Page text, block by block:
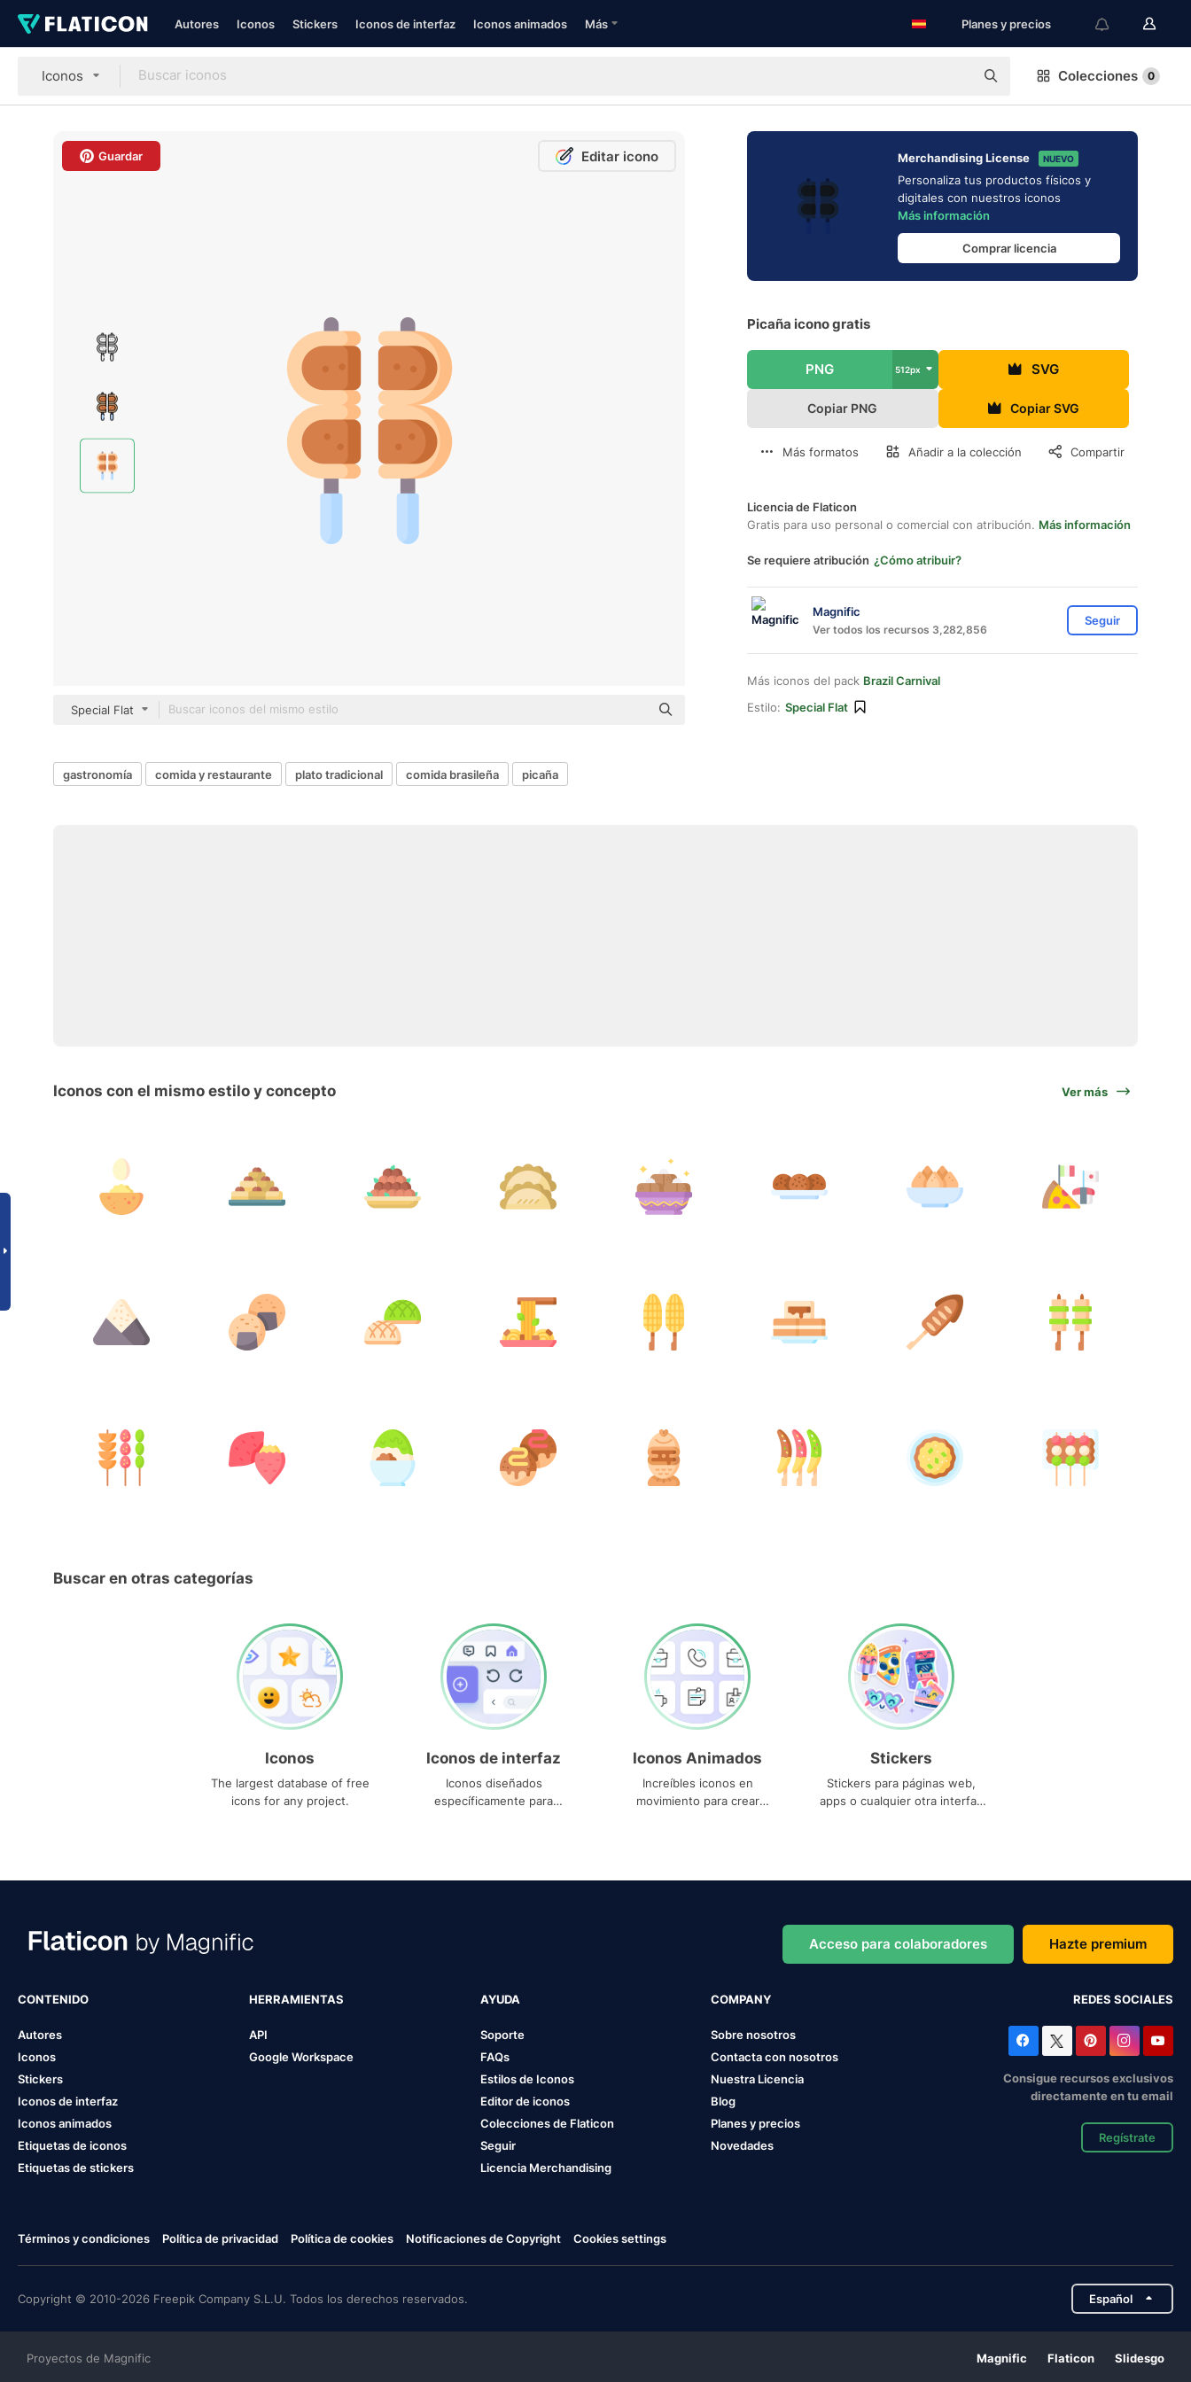
Autores Iconos Stickers Iconos de interfaz Iconos animados Más Planes y precios
Iconos Colecciones 0
Guardar Editar icono
Special Flat
Merchandising License NUEVO
Personaliza tus productos físicos y
digitales con nuestros iconos
Más información
Comprar licencia
Picaña icono gratis
PNG 512px SVG
Copiar PNG Copiar SVG
Más formatos Añadir a la colección Compartir
Licencia de Flaticon
Gratis para uso personal o comercial con atribución. Más información
Se requiere atribución ¿Cómo atribuir?
Magnific
Ver todos los recursos 3,282,856
Seguir
Más iconos del pack Brazil Carnival
Estilo: Special Flat
gastronomía comida y restaurante plato tradicional comida brasileña picaña
Iconos con el mismo estilo y concepto Ver más
Buscar en otras categorías
Iconos
The largest database of free
icons for any project.
Iconos de interfaz
Iconos diseñados
específicamente para
Iconos Animados
Increíbles iconos en
movimiento para crear
Stickers
Stickers para páginas web,
apps o cualquier otra interfaz
Acceso para colaboradores Hazte premium
CONTENIDO
Autores
Iconos
Stickers
Iconos de interfaz
Iconos animados
Etiquetas de iconos
Etiquetas de stickers
HERRAMIENTAS
API
Google Workspace
AYUDA
Soporte
FAQs
Estilos de Iconos
Editor de iconos
Colecciones de Flaticon
Seguir
Licencia Merchandising
COMPANY
Sobre nosotros
Contacta con nosotros
Nuestra Licencia
Blog
Planes y precios
Novedades
REDES SOCIALES
Consigue recursos exclusivos
directamente en tu email
Regístrate
Términos y condiciones Política de privacidad Política de cookies Notificaciones de Copyright Cookies settings
Copyright © 2010-2026 Freepik Company S.L.U. Todos los derechos reservados. Español
Proyectos de Magnific Magnific Flaticon Slidesgo